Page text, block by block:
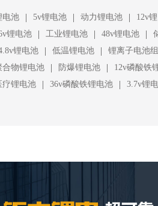
电池 | 5v锂电池 | 动力锂电池 |
12v
锂电池
| 工业锂电池 | 48v锂电池 |
锂电池
| 低温锂电池 |
锂离子电池组
合物锂电池
| 防爆锂电池 |
12v磷酸铁
疗锂电池
| 36v磷酸铁锂电池 | 3.7v锂